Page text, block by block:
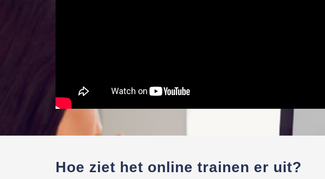
Hoe ziet het online trainen er uit?